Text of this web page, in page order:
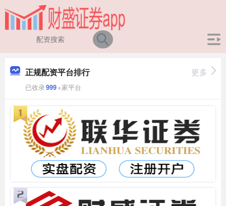
正规配资平台排行
已收录999+家平台
更多